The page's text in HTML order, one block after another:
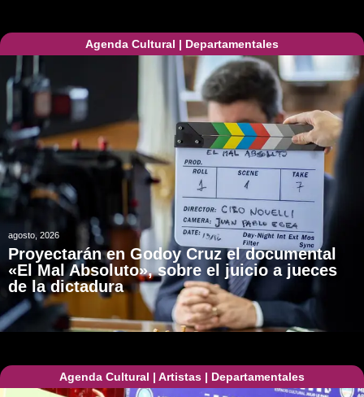
Agenda Cultural | Departamentales
agosto, 2026
Proyectarán en Godoy Cruz el documental
«El Mal Absoluto», sobre el juicio a jueces
de la dictadura
Agenda Cultural | Artistas | Departamentales